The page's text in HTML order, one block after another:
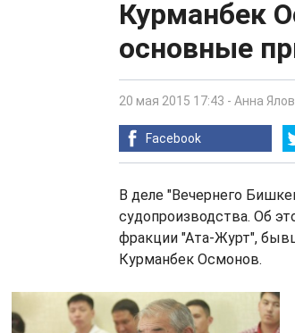
Курманбек
основные
20 мая 2015 17:43 - Анна
Facebook
В деле "Вечернего
судопроизводства. Об
фракции "Ата-Журт",
Курманбек Осмонов.